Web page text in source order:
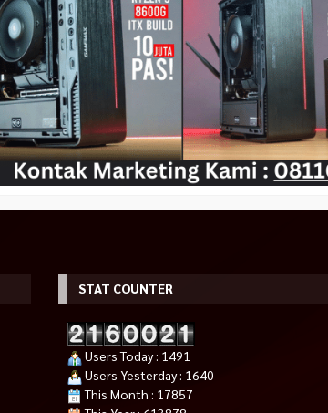
STAT COUNTER
Users Today : 1491
Users Yesterday : 1640
This Month : 17857